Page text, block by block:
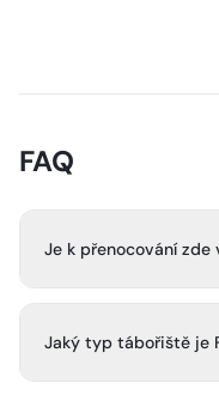
FAQ
Je k přenocování zde
celoročně pro
Jaký typ tábořiště je